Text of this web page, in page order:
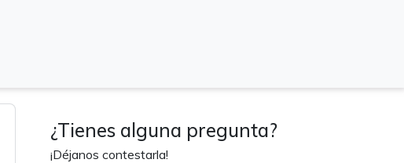
¿Tienes alguna pregunta?
¡Déjanos contestarla!